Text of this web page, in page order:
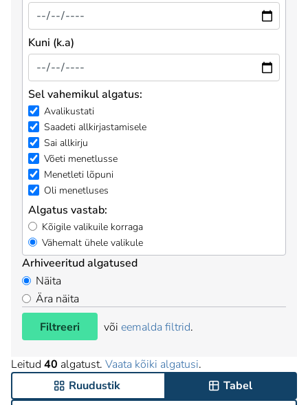
Kuni (k.a)
Sel vahemikul algatus:
Avalikustati
Saadeti allkirjastamisele
Sai allkirju
Võeti menetlusse
Menetleti lõpuni
Oli menetluses
Algatus vastab:
Kõigile valikuile korraga
Vähemalt ühele valikule
Arhiveeritud algatused
Näita
Ära näita
Filtreeri
või eemalda filtrid.
Leitud 40 algatust. Vaata kõiki algatusi.
Ruudustik
Tabel